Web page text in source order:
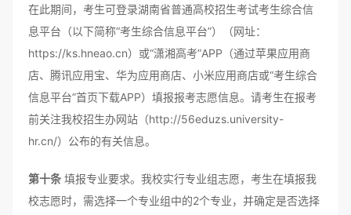
在此期间，考生可登录湖南省普通高校招生考试考生综合信
息平台（以下简称“考生综合信息平台”）（网址：
https://ks.hneao.cn）或“潇湘高考”APP（通过苹果应用商
店、腾讯应用宝、华为应用商店、小米应用商店或“考生综合
信息平台”首页下载APP）填报报考志愿信息。请考生在报考
前关注我校招生办网站（http://56eduzs.university-
hr.cn/）公布的有关信息。
第十条 填报专业要求。我校实行专业组志愿，考生在填报我
校志愿时，需选择一个专业组中的2个专业，并确定是否选择